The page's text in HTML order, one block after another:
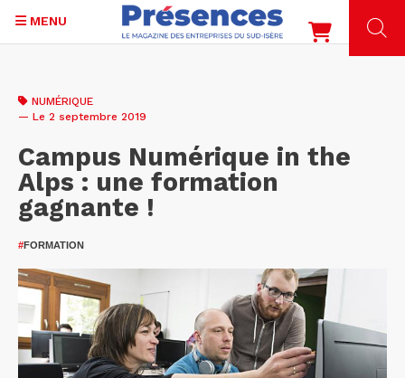
contenu
MENU
NUMÉRIQUE
— Le 2 septembre 2019
Campus Numérique in the
Alps : une formation
gagnante !
#FORMATION